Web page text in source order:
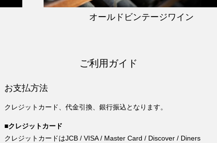
オールドビンテージワイン
ご利用ガイド
お支払方法
クレジットカード、代金引換、銀行振込となります。
■クレジットカード
クレジットカードはJCB / VISA / Master Card / Discover / Diners